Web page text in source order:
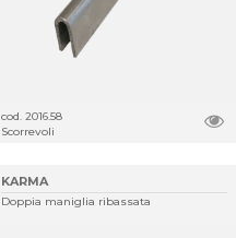
cod. 2016.58
Scorrevoli
KARMA
Doppia maniglia ribassata